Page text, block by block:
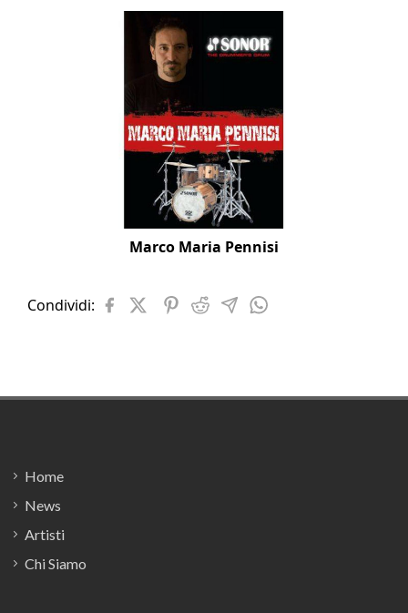
Marco Maria Pennisi
Condividi:
Home
News
Artisti
Chi Siamo